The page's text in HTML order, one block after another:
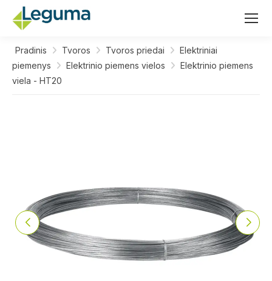
Pradinis Tvoros Tvoros priedai
Elektriniai
piemenys
Elektrinio piemens vielos
Elektrinio piemens
viela - HT20